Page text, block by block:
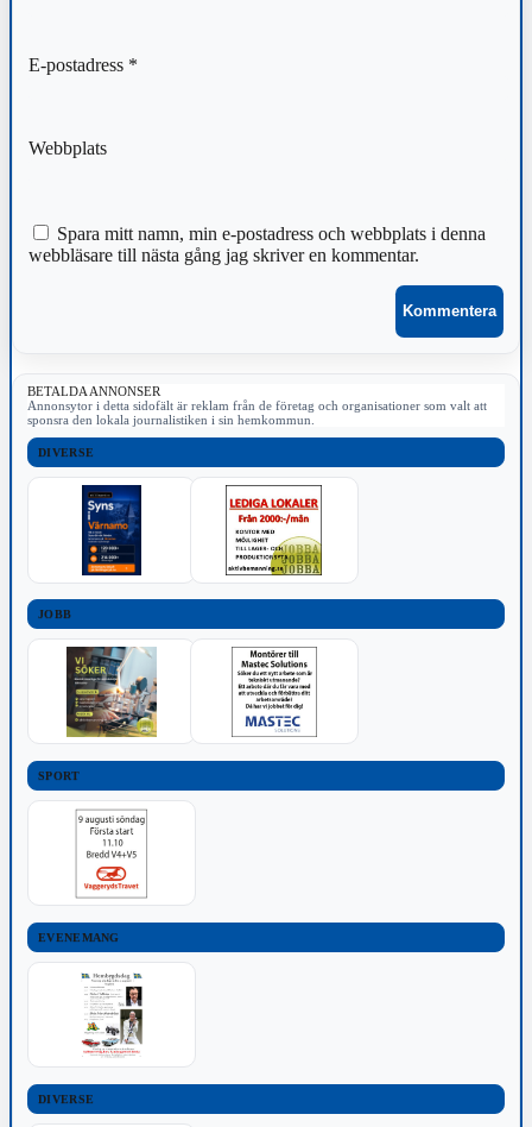
E-postadress *
Webbplats
Spara mitt namn, min e-postadress och webbplats i denna
webbläsare till nästa gång jag skriver en kommentar.
BETALDA ANNONSER
Annonsytor i detta sidofält är reklam från de företag och organisationer som valt att
sponsra den lokala journalistiken i sin hemkommun.
DIVERSE
JOBB
SPORT
EVENEMANG
DIVERSE